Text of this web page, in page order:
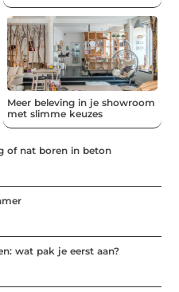
Meer beleving in je showroom
met slimme keuzes
of nat boren in beton
wat pak je eerst aan?